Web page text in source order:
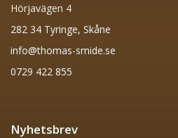
Hörjavägen 4
282 34 Tyringe, Skåne
info@thomas-smide.se
0729 422 855
Nyhetsbrev